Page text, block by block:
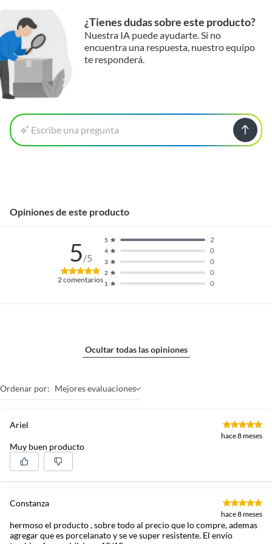
¿Tienes dudas sobre este producto?
Nuestra IA puede ayudarte. Si no
encuentra una respuesta, nuestro equipo
te responderá.
Escribe una pregunta
Opiniones de este producto
5/5
2comentarios 1 0
2 0
3 0
4 0
5 2
Ocultar todas las opiniones
Ordenar por: Mejores evaluaciones
Ariel
hace 8 meses
Muy buen producto
Constanza
hace 8 meses
hermoso el producto , sobre todo al precio que lo compre, ademas
agregar que es porcelanato y se ve super resistente. El envío